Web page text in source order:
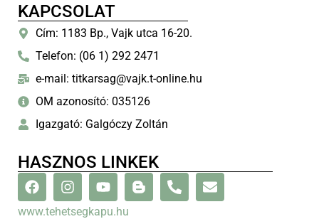
KAPCSOLAT
Cím: 1183 Bp., Vajk utca 16-20.
Telefon: (06 1) 292 2471
e-mail: titkarsag@vajk.t-online.hu
OM azonosító: 035126
Igazgató: Galgóczy Zoltán
HASZNOS LINKEK
www.tehetsegkapu.hu